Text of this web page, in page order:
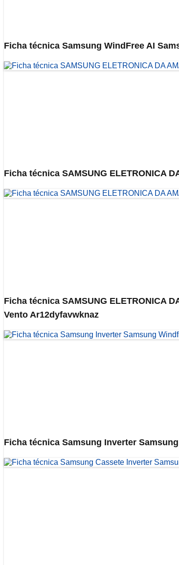
Ficha técnica Samsung WindFree AI
Ficha técnica SAMSUNG ELETRONICA
Ficha técnica SAMSUNG ELETRONICA
Vento Ar12dyfavwknaz
Ficha técnica Samsung Inverter